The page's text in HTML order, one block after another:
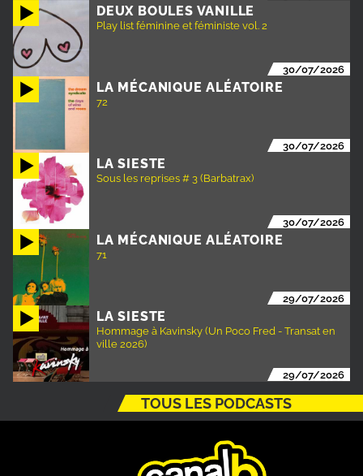
DEUX BOULES VANILLE
Play list féminine et féministe vol. 2
30/07/2026
LA MÉCANIQUE ALÉATOIRE
72
30/07/2026
LA SIESTE
Sous les reprises # 3 (Barbatrax)
30/07/2026
LA MÉCANIQUE ALÉATOIRE
71
29/07/2026
LA SIESTE
Hommage à Kavinsky (Un Poco Fred - Transat en
ville 2026)
29/07/2026
TOUS LES PODCASTS